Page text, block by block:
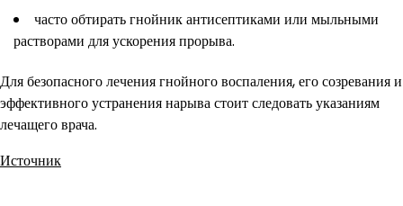
часто обтирать гнойник антисептиками или мыльными
растворами для ускорения прорыва.
Для безопасного лечения гнойного воспаления, его созревания и
эффективного устранения нарыва стоит следовать указаниям
лечащего врача.
Источник